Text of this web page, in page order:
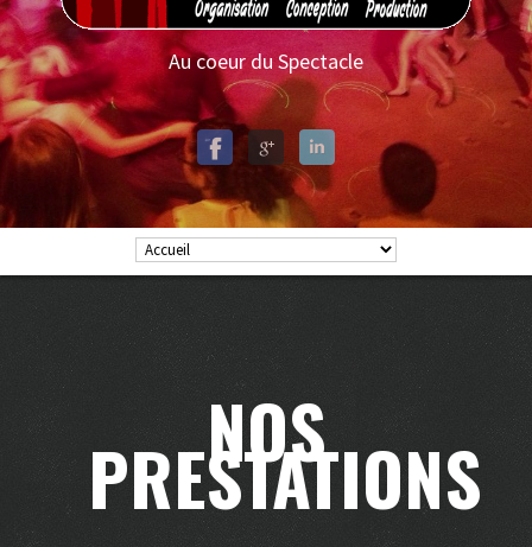
Au coeur du Spectacle
NOS
PRESTATIONS